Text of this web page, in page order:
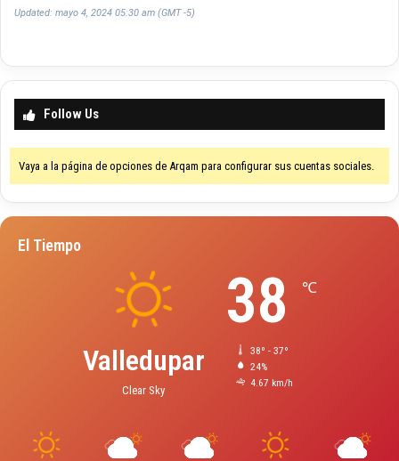
Updated: mayo 4, 2024 05:30 am (GMT -5)
Follow Us
Vaya a la página de opciones de Arqam para configurar sus cuentas sociales.
El Tiempo
Valledupar
Clear Sky
38 ℃
38º - 37º
24%
4.67 km/h